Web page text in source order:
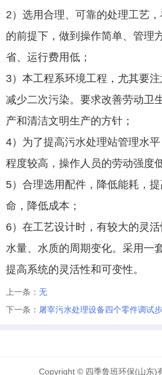
2）选用合理、可靠的处理工艺
的前提下，做到操作简单、管理
省、运行费用低；
3）本工程系环境工程，尤其要
减少二次污染。要求改善劳动卫
产和清洁文明生产的方针；
4）为了提高污水处理站管理水
程度较高，操作人员的劳动强度
5）合理选用配件，降低能耗，
命，降低成本；
6）在工艺设计时，有较大的灵
水量、水质的周期变化。采用一
提高系统的灵活性和可变性。
上一条： 无
下一条： 屠宰污水处理设备四个零件调试
Copyright © 四季鲁班环保(山东)